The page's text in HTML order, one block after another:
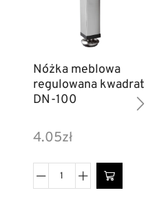
Nóżka meblowa
regulowana kwadrat
DN-100
4.05zł